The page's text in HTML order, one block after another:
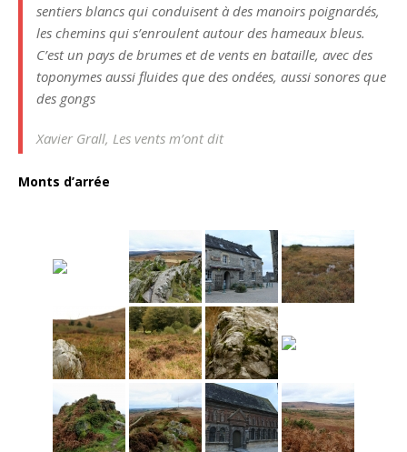
sentiers blancs qui conduisent à des manoirs poignardés,
les chemins qui s’enroulent autour des hameaux bleus.
C’est un pays de brumes et de vents en bataille, avec des
toponymes aussi fluides que des ondées, aussi sonores que
des gongs
Xavier Grall, Les vents m’ont dit
Monts d’arrée